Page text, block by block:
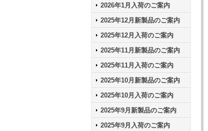
2026年1月入荷のご案内
2025年12月新製品のご案内
2025年12月入荷のご案内
2025年11月新製品のご案内
2025年11月入荷のご案内
2025年10月新製品のご案内
2025年10月入荷のご案内
2025年9月新製品のご案内
2025年9月入荷のご案内